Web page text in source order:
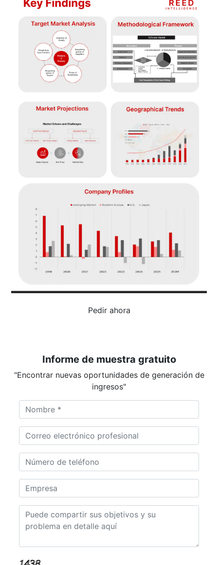
Pedir ahora
Informe de muestra gratuito
"Encontrar nuevas oportunidades de generación de
ingresos"